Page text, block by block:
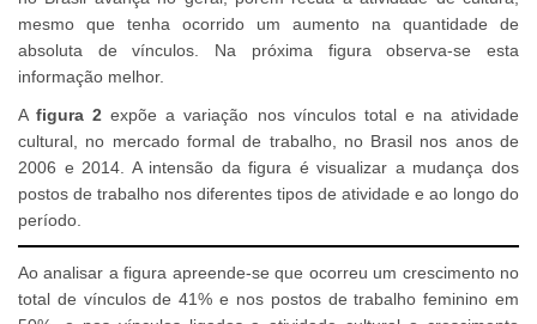
mesmo que tenha ocorrido um aumento na quantidade de
absoluta de vínculos. Na próxima figura observa-se esta
informação melhor.
Afigura 2 expõe a variação nos vínculos total e na atividade
cultural, no mercado formal de trabalho, no Brasil nos anos de
2006 e 2014. A intensão da figura é visualizar a mudança dos
postos de trabalho nos diferentes tipos de atividade e ao longo do
período.
Ao analisar a figura apreende-se que ocorreu um crescimento no
total de vínculos de 41% e nos postos de trabalho feminino em